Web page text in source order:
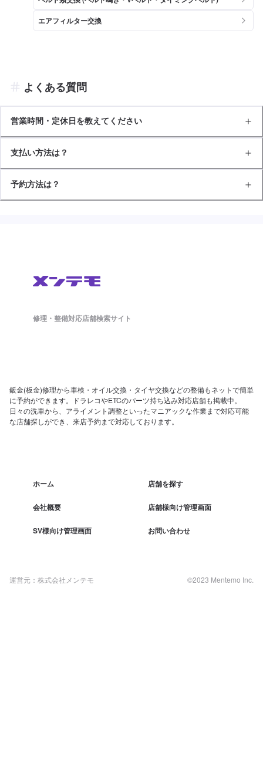
エアフィルター交換
よくある質問
営業時間・定休日を教えてください
支払い方法は？
予約方法は？
修理・整備対応店舗検索サイト
鈑金(板金)修理から車検・オイル交換・タイヤ交換などの整備もネットで簡単
に予約ができます。ドラレコやETCのパーツ持ち込み対応店舗も掲載中。
日々の洗車から、アライメント調整といったマニアックな作業まで対応可能
な店舗探しができ、来店予約まで対応しております。
ホーム 店舗を探す
会社概要 店舗様向け管理画面
SV様向け管理画面 お問い合わせ
運営元：株式会社メンテモ ©2023 Mentemo Inc.